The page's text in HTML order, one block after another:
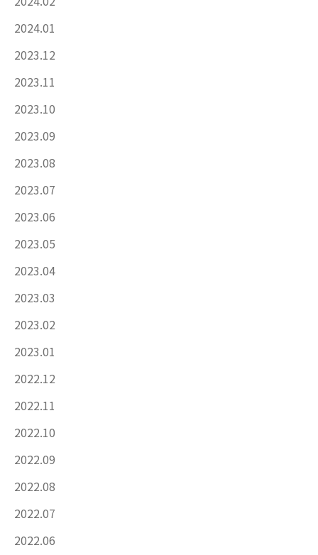
2024.01
2023.12
2023.11
2023.10
2023.09
2023.08
2023.07
2023.06
2023.05
2023.04
2023.03
2023.02
2023.01
2022.12
2022.11
2022.10
2022.09
2022.08
2022.07
2022.06